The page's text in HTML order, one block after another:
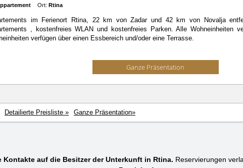
Ort: Rtina
im Ferienort Rtina, 22 km von Zadar und 42 km von Novalja
, kostenfreies WLAN und kostenfreies Parken. Alle Wohneinheiten
verfügen über einen Essbereich und/oder eine Terrasse.
Ganze Präsentation
Detailierte Preisliste » Ganze Präsentation»
Kontakte auf die Besitzer der Unterkunft in Rtina. Reservierungen